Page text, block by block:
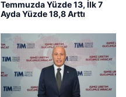
Temmuzda Yüzde 13, İlk 7
Ayda Yüzde 18,8 Arttı